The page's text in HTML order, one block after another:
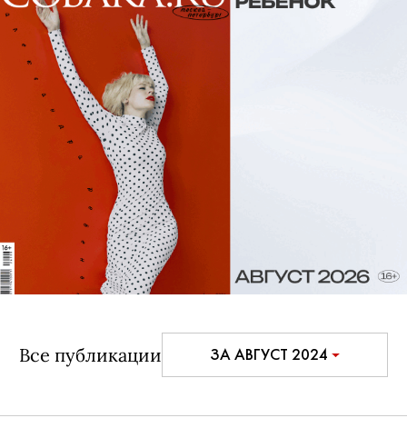
Все публикации ЗА АВГУСТ 2024